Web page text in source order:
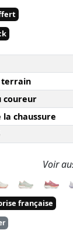
terrain
coureur
la chaussure
Voir
française